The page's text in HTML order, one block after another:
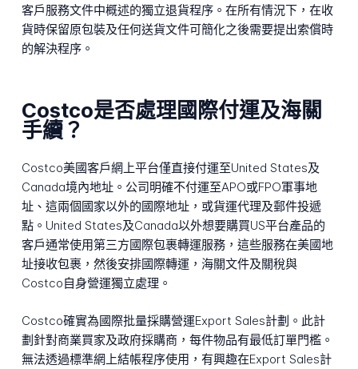
客戶服務文件中概述的獨立退貨程序。在所有情況下，在收
貨時保留原包裝及任何送貨文件可簡化之後需要提出索償時
的解決程序。
Costco是否處理國際付運及海關
手續？
Costco美國客戶網上平台僅直接付運至United States及
Canada境內地址。公司明確不付運至APO或FPO軍事地
址、這兩個國家以外的國際地址，或貨運代理及郵件投遞
點。United States及Canada以外想要購買US平台產品的
客戶通常使用第三方國際包裹轉運服務，這些服務在美國地
址接收包裹，然後安排國際轉運，海關文件及關稅與
Costco自身營運獨立處理。
Costco確實為國際批量採購營運Export Sales計劃。此計
劃針對商業買家及政府採購商，每件物品有最低訂單門檻。
無法透過標準網上結帳程序使用，有興趣在Export Sales計